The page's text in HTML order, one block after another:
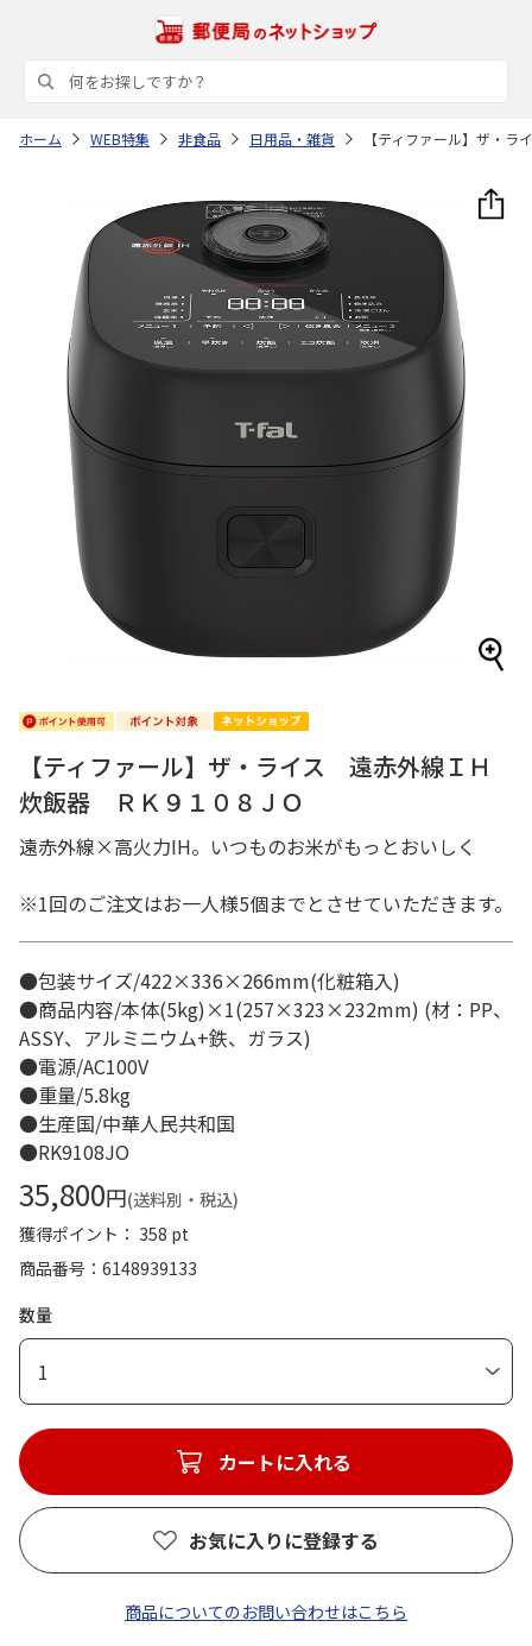
ホーム WEB特集 非食品 日用品・雑貨 【ティファール】ザ・
【ティファール】ザ・ライス 遠赤外線ＩＨ
炊飯器 ＲＫ９１０８ＪＯ
遠赤外線×高火力IH。いつものお米がもっとおいしく
※1回のご注文はお一人様5個までとさせていただきます。
●包装サイズ/422×336×266mm(化粧箱入)
●商品内容/本体(5kg)×1(257×323×232mm) (材：PP、
ASSY、アルミニウム+鉄、ガラス)
●電源/AC100V
●重量/5.8kg
●生産国/中華人民共和国
●RK9108JO
35,800円(送料別・税込)
獲得ポイント： 358 pt
商品番号
6148939133
数量
1
カートに入れる
お気に入りに登録する
商品についてのお問い合わせはこちら